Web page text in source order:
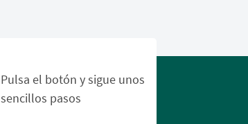
Pulsa el botón y sigue unos
sencillos pasos